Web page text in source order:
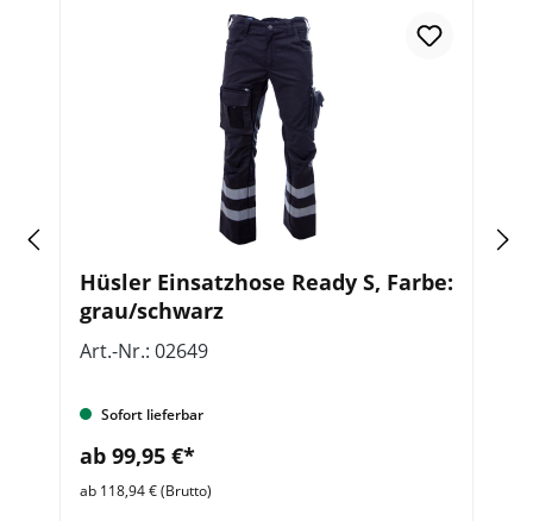
Hüsler Einsatzhose Ready S, Farbe:
grau/schwarz
Art.-Nr.: 02649
Sofort lieferbar
ab 99,95 €*
ab 118,94 € (Brutto)